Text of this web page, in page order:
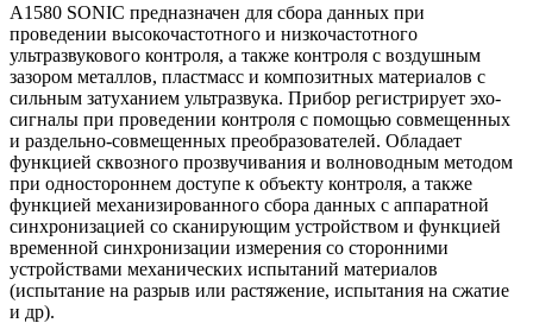
A1580 SONIC предназначен для сбора данных при
проведении высокочастотного и низкочастотного
ультразвукового контроля, а также контроля с воздушным
зазором металлов, пластмасс и композитных материалов с
сильным затуханием ультразвука. Прибор регистрирует эхо-
сигналы при проведении контроля с помощью совмещенных
и раздельно-совмещенных преобразователей. Обладает
функцией сквозного прозвучивания и волноводным методом
при одностороннем доступе к объекту контроля, а также
функцией механизированного сбора данных с аппаратной
синхронизацией со сканирующим устройством и функцией
временной синхронизации измерения со сторонними
устройствами механических испытаний материалов
(испытание на разрыв или растяжение, испытания на сжатие
и др).